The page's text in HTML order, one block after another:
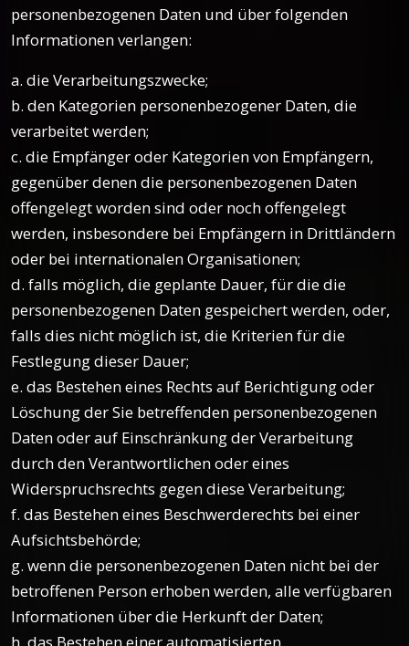
personenbezogenen Daten und über folgenden
Informationen verlangen:
a. die Verarbeitungszwecke;
b. den Kategorien personenbezogener Daten, die
verarbeitet werden;
c. die Empfänger oder Kategorien von Empfängern,
gegenüber denen die personenbezogenen Daten
offengelegt worden sind oder noch offengelegt
werden, insbesondere bei Empfängern in Drittländern
oder bei internationalen Organisationen;
d. falls möglich, die geplante Dauer, für die die
personenbezogenen Daten gespeichert werden, oder,
falls dies nicht möglich ist, die Kriterien für die
Festlegung dieser Dauer;
e. das Bestehen eines Rechts auf Berichtigung oder
Löschung der Sie betreffenden personenbezogenen
Daten oder auf Einschränkung der Verarbeitung
durch den Verantwortlichen oder eines
Widerspruchsrechts gegen diese Verarbeitung;
f. das Bestehen eines Beschwerderechts bei einer
Aufsichtsbehörde;
g. wenn die personenbezogenen Daten nicht bei der
betroffenen Person erhoben werden, alle verfügbaren
Informationen über die Herkunft der Daten;